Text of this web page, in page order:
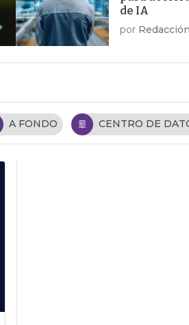
de IA
por
A FONDO CENTRO DE